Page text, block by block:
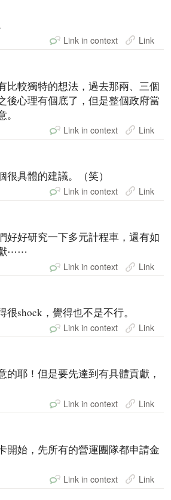
Link in context Link
比較獨特的想法，過去那兩、三個
後心理有個底了，但是整個政府當
Link in context Link
很具體的建議。（笑）
Link in context Link
好好研究一下多元計程車，還有如
獻⋯⋯
Link in context Link
很shock，覺得也不是不行。
Link in context Link
的耶！但是要先達到有具體貢獻，
Link in context Link
開始，先所有的營運團隊都申請金
Link in context Link